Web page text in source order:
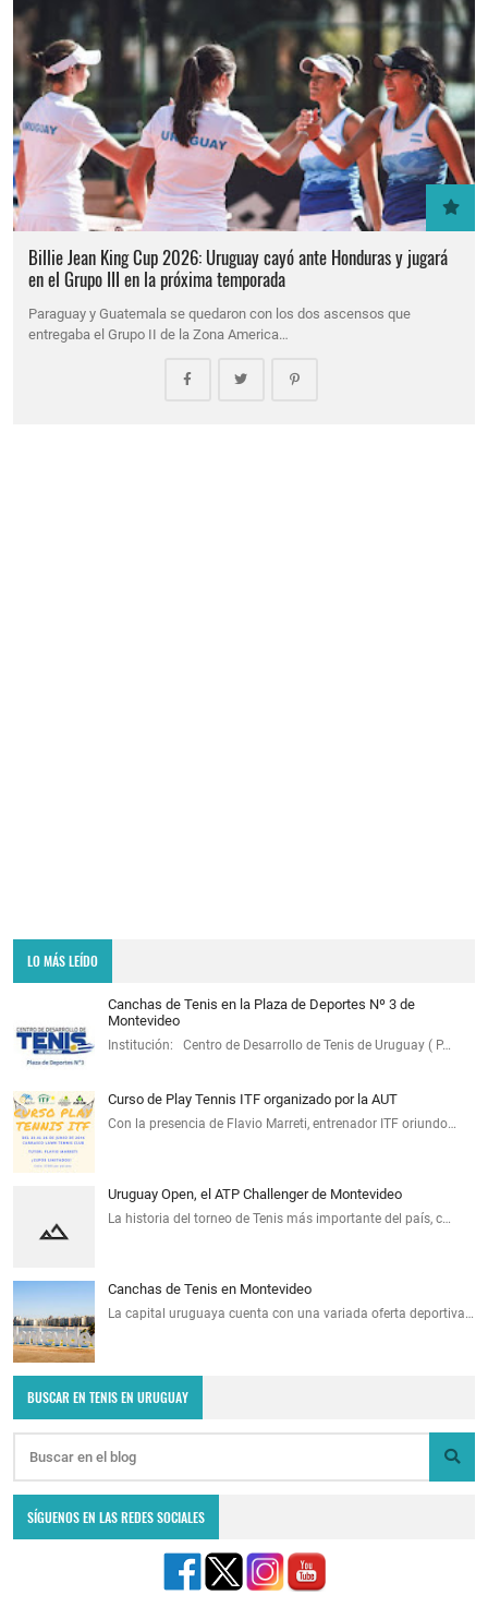
Billie Jean King Cup 2026: Uruguay cayó ante Honduras y jugará
en el Grupo III en la próxima temporada
Paraguay y Guatemala se quedaron con los dos ascensos que
entregaba el Grupo II de la Zona America…
LO MÁS LEÍDO
Canchas de Tenis en la Plaza de Deportes Nº 3 de
Montevideo
Institución: Centro de Desarrollo de Tenis de Uruguay ( P…
Curso de Play Tennis ITF organizado por la AUT
Con la presencia de Flavio Marreti, entrenador ITF oriundo…
Uruguay Open, el ATP Challenger de Montevideo
La historia del torneo de Tenis más importante del país, c…
Canchas de Tenis en Montevideo
La capital uruguaya cuenta con una variada oferta deportiva…
BUSCAR EN TENIS EN URUGUAY
SÍGUENOS EN LAS REDES SOCIALES